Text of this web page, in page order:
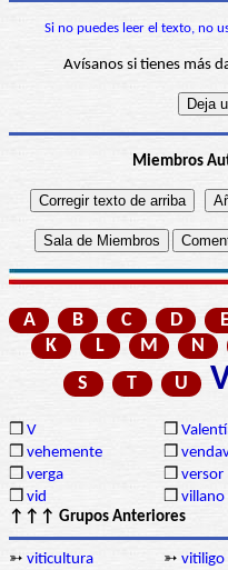
Si no puedes leer el texto, no
Avísanos si tienes más
Miembros
A B C D
K
L M N
S
T U
❒ V ❒
❒ vehemente ❒
❒ verga ❒ versor
❒ vid ❒ villano
↑↑↑ Grupos Anteriores
➳ viticultura ➳ vitiligo